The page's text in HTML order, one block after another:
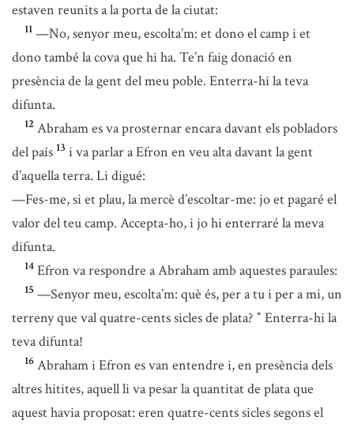
estaven reunits a la porta de la ciutat:
11 —No, senyor meu, escolta’m: et dono el camp i et
dono també la cova que hi ha. Te’n faig donació en
presència de la gent del meu poble. Enterra-hi la teva
difunta.
12 Abraham es va prosternar encara davant els pobladors
del país 13 i va parlar a Efron en veu alta davant la gent
d’aquella terra. Li digué:
—Fes-me, si et plau, la mercè d’escoltar-me: jo et pagaré el
valor del teu camp. Accepta-ho, i jo hi enterraré la meva
difunta.
14 Efron va respondre a Abraham amb aquestes paraules:
15 —Senyor meu, escolta’m: què és, per a tu i per a mi, un
terreny que val quatre-cents sicles de plata? * Enterra-hi la
teva difunta!
16 Abraham i Efron es van entendre i, en presència dels
altres hitites, aquell li va pesar la quantitat de plata que
aquest havia proposat: eren quatre-cents sicles segons el